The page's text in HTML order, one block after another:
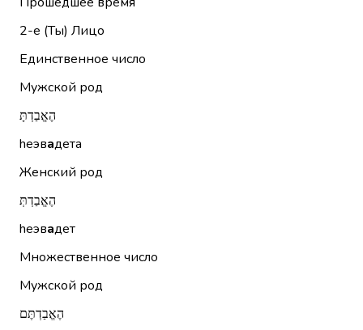
2-е (Ты) Лицо
Единственное число
Мужской род
הֶאֱבַדְתָּ
hеэвадета
Женский род
הֶאֱבַדְתְּ
hеэвадет
Множественное число
Мужской род
הֶאֱבַדְתֶּם